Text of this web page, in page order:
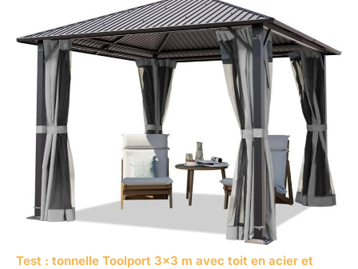
Test : tonnelle Toolport 3×3 m avec toit en acier et